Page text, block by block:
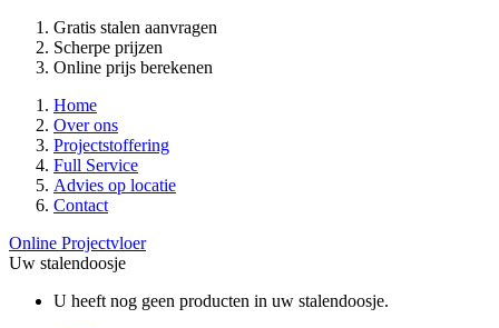
Gratis stalen aanvragen
Scherpe prijzen
Online prijs berekenen
Home
Over ons
Projectstoffering
Full Service
Advies op locatie
Contact
Online Projectvloer
Uw stalendoosje
U heeft nog geen producten in uw stalendoosje.